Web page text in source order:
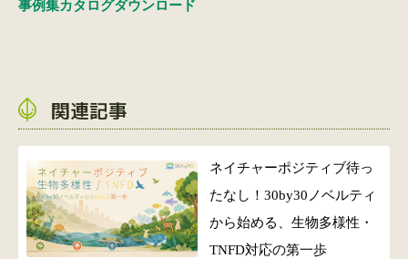
事例集カタログダウンロード
関連記事
ネイチャーポジティブ待っ
たなし！30by30ノベルティ
から始める、生物多様性・
TNFD対応の第一歩